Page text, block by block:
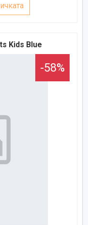
Kids Blue
-58%